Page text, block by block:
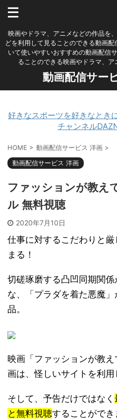
映画やドラマ、アニメなどの作品を
どを利用して見ることのできる動画
いて使いやすいおすすめの動画配信
ることのできる映画やドラマ、ア
動画配信サー
好きなスポーツを好きなとき
チャンネル
HOME > 動画配信サービス 洋画 >
動画配信サービス 洋画
ファッションが教え
ル 無料視聴
2020年7月10日
仕事に対するこだわりと
まる！
切磋琢磨する凸凹同期関
な、「プラダを着た悪魔
品。
映画「ファッションが教
画は、怪しいサイトを利用
そして、予告だけではなく
と無料視聴することができ